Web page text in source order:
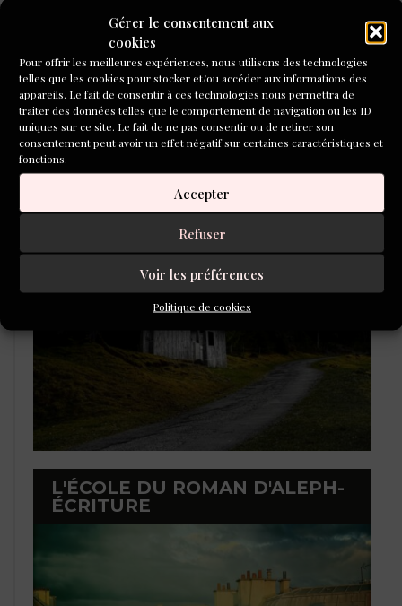
Gérer le consentement aux
cookies
Pour offrir les meilleures expériences, nous utilisons des technologies
telles que les cookies pour stocker et/ou accéder aux informations des
appareils. Le fait de consentir à ces technologies nous permettra de
traiter des données telles que le comportement de navigation ou les ID
uniques sur ce site. Le fait de ne pas consentir ou de retirer son
consentement peut avoir un effet négatif sur certaines caractéristiques et
fonctions.
Accepter
Refuser
Voir les préférences
Politique de cookies
LAURÉATS DU CONCOURS DE
L'ÉCOLE DU ROMAN D'ALEPH-
ÉCRITURE